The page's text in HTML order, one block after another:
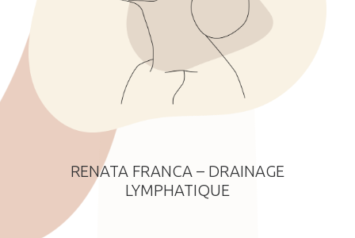
RENATA FRANCA – DRAINAGE
LYMPHATIQUE